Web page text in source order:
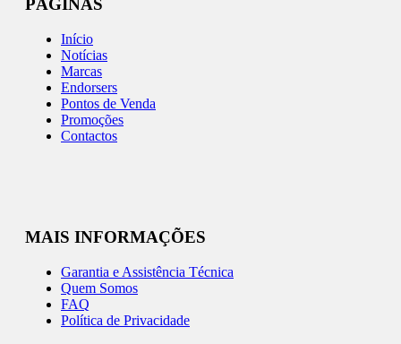
PÁGINAS
Início
Notícias
Marcas
Endorsers
Pontos de Venda
Promoções
Contactos
MAIS INFORMAÇÕES
Garantia e Assistência Técnica
Quem Somos
FAQ
Política de Privacidade